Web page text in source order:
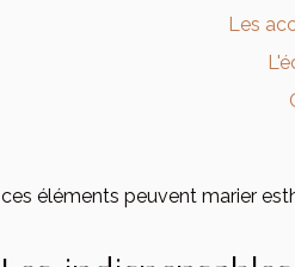
Les
ces éléments peuvent marier